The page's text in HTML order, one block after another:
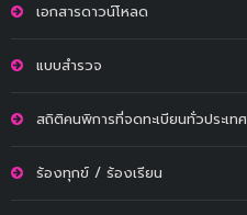
เอกสารดาวน์โหลด
แบบสำรวจ
สถิติคนพิการที่จดทะเบียนทั่วประเทศ
ร้องทุกข์ / ร้องเรียน